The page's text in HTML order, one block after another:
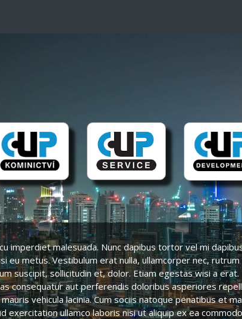
imperdiet malesuada. Nunc dapibus tortor vel mi
metus. Vestibulum erat nulla, ullamcorper nec, rutrum
suscipit, sollicitudin et, dolor. Etiam egestas wisi a
consequatur aut perferendis doloribus asperiores
vehicula lacinia. Cum sociis natoque penatibus et
ullamco laboris nisi ut aliquip ex ea